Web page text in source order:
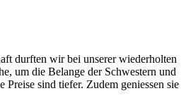
durften wir bei unserer wiederholten
um die Belange der Schwestern und
sind tiefer. Zudem geniessen sie